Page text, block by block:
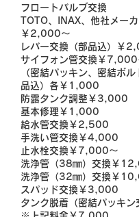
フロートバルブ交換
TOTO、INAX、他社メーカ
￥2,000～
レバー交換（部品込）￥
サイフォン管交換￥7,000
（密結パッキン、密結ボ
品込）各￥1,000
防露タンク調整￥3,000
基本修理￥1,000
給水管交換￥2,500
手洗い管交換￥4,000
止水栓交換￥7,000～
洗浄管（38㎜）交換￥
洗浄管（32㎜）交換￥
スパッド交換￥3,000
タンク脱着（密結パッキン